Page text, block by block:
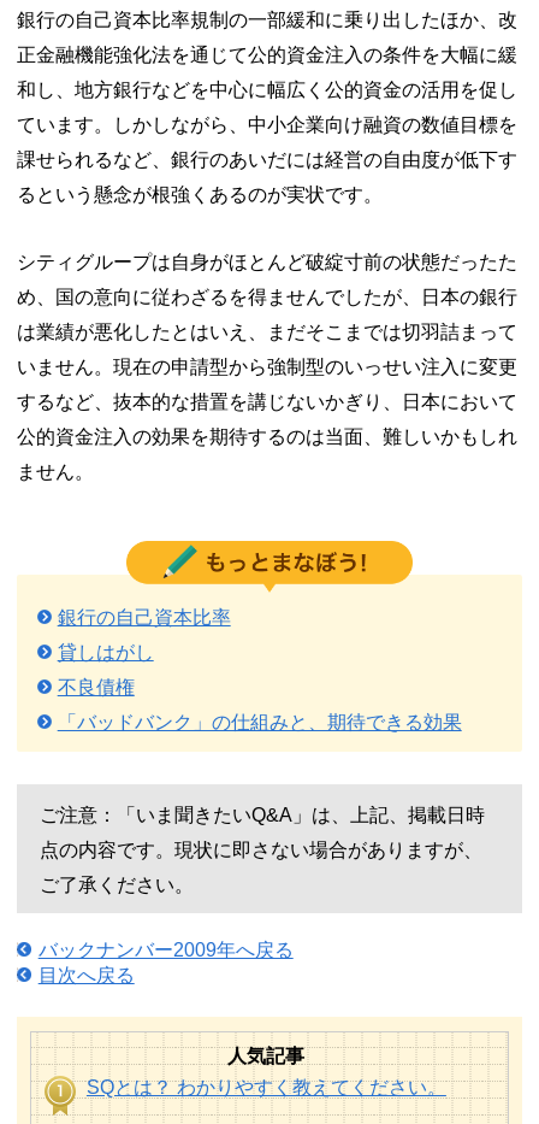
銀行の自己資本比率規制の一部緩和に乗り出したほか、改
正金融機能強化法を通じて公的資金注入の条件を大幅に緩
和し、地方銀行などを中心に幅広く公的資金の活用を促し
ています。しかしながら、中小企業向け融資の数値目標を
課せられるなど、銀行のあいだには経営の自由度が低下す
るという懸念が根強くあるのが実状です。
シティグループは自身がほとんど破綻寸前の状態だったた
め、国の意向に従わざるを得ませんでしたが、日本の銀行
は業績が悪化したとはいえ、まだそこまでは切羽詰まって
いません。現在の申請型から強制型のいっせい注入に変更
するなど、抜本的な措置を講じないかぎり、日本において
公的資金注入の効果を期待するのは当面、難しいかもしれ
ません。
銀行の自己資本比率
貸しはがし
不良債権
「バッドバンク」の仕組みと、期待できる効果
ご注意：「いま聞きたいQ&A」は、上記、掲載日時
点の内容です。現状に即さない場合がありますが、
ご了承ください。
バックナンバー2009年へ戻る
目次へ戻る
人気記事
SQとは？ わかりやすく教えてください。